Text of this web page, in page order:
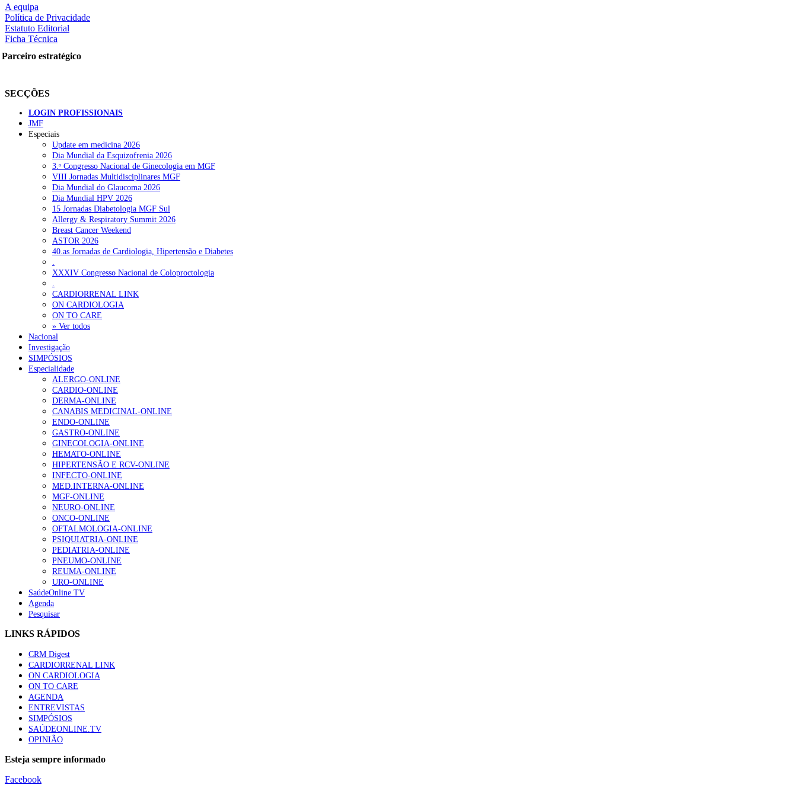
A equipa
Política de Privacidade
Estatuto Editorial
Ficha Técnica
Parceiro estratégico
SECÇÕES
LOGIN PROFISSIONAIS
JMF
Especiais
Update em medicina 2026
Dia Mundial da Esquizofrenia 2026
3.ᵒ Congresso Nacional de Ginecologia em MGF
VIII Jornadas Multidisciplinares MGF
Dia Mundial do Glaucoma 2026
Dia Mundial HPV 2026
15 Jornadas Diabetologia MGF Sul
Allergy & Respiratory Summit 2026
Breast Cancer Weekend
ASTOR 2026
40.as Jornadas de Cardiologia, Hipertensão e Diabetes
.
XXXIV Congresso Nacional de Coloproctologia
.
CARDIORRENAL LINK
ON CARDIOLOGIA
ON TO CARE
» Ver todos
Nacional
Investigação
SIMPÓSIOS
Especialidade
ALERGO-ONLINE
CARDIO-ONLINE
DERMA-ONLINE
CANABIS MEDICINAL-ONLINE
ENDO-ONLINE
GASTRO-ONLINE
GINECOLOGIA-ONLINE
HEMATO-ONLINE
HIPERTENSÃO E RCV-ONLINE
INFECTO-ONLINE
MED.INTERNA-ONLINE
MGF-ONLINE
NEURO-ONLINE
ONCO-ONLINE
OFTALMOLOGIA-ONLINE
PSIQUIATRIA-ONLINE
PEDIATRIA-ONLINE
PNEUMO-ONLINE
REUMA-ONLINE
URO-ONLINE
SaúdeOnline TV
Agenda
Pesquisar
LINKS RÁPIDOS
CRM Digest
CARDIORRENAL LINK
ON CARDIOLOGIA
ON TO CARE
AGENDA
ENTREVISTAS
SIMPÓSIOS
SAÚDEONLINE.TV
OPINIÃO
Esteja sempre informado
Facebook